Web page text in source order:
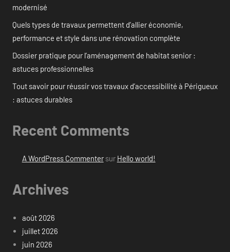
modernisé
Quels types de travaux permettent d’allier économie,
performance et style dans une rénovation complète
Dossier pratique pour l’aménagement de habitat senior :
astuces professionnelles
Tout savoir pour réussir vos travaux d’accessibilité à Périgueux
: astuces durables
Recent Comments
A WordPress Commentersur Hello world!
Archives
août 2026
juillet 2026
juin 2026